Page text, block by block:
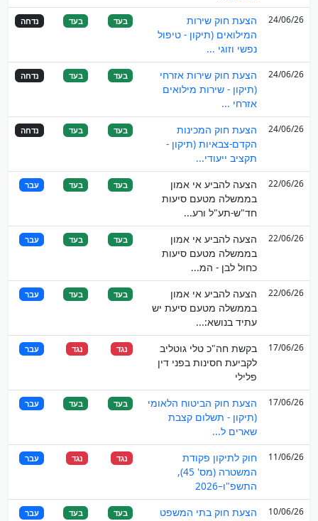
24/06/26
הצעת חוק שירות
המילואים (תיקון - טיפול
נפשי וזוגי ...
בעד בעד נדחה
24/06/26
הצעת חוק שירות אזרחי
(תיקון - שירות מילואים
אזרחי ...
בעד בעד נדחה
24/06/26
הצעת חוק המכינות
הקדם-צבאיות (תיקון -
תקציב ייעודי...
בעד בעד נדחה
22/06/26
הצעה להביע אי אמון
בממשלה מטעם סיעות
חד"ש-תע"ל ורע...
בעד בעד עבר
22/06/26
הצעה להביע אי אמון
בממשלה מטעם סיעות
כחול לבן - המ...
בעד בעד עבר
22/06/26
הצעה להביע אי אמון
בממשלה מטעם סיעת יש
עתיד בנושא:...
בעד בעד עבר
17/06/26
בקשת חה"כ טלי גוטליב
לקביעת חסינות בפני דין
פלילי
נגד נגד עבר
17/06/26
הצעת חוק הביטוח הלאומי
(תיקון - תשלום קצבת
שארים ל...
בעד בעד עבר
11/06/26
חוק לתיקון פקודת
המשטרה (מס' 45),
התשפ"ו–2026
נגד נגד עבר
10/06/26
הצעת חוק בתי המשפט
בעד בעד עבר